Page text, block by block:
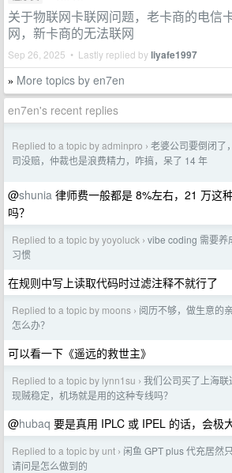
关于物联网卡联网问题，老卡商的电信
网，新卡商的无法联网
Sep 26, 2025 • Lastly replied byliyafe1997
» More topics by en7en
en7en's recent replies
Replied to a topic by adminpro › 老婆公司要倒闭了
司没赔，仲裁也是浪费精力，咋搞，呆了 14 年
@shunia 律师费一般都是 8%左右，21 万这
吗？
Replied to a topic by yoyoluck › vibe coding 需要养
习惯
在规则中写上读取代码时过滤注释不就行了
Replied to a topic by moons › 阅历不够，做生意的
怎么办？
可以看一下《遥远的救世主》
Replied to a topic by lynn1su › 我们公司买了上海
现贼稳定，机场就是用的这种专线吗？
@hubaq 要是真用 IPLC 或 IPEL 的话，会极
Replied to a topic by unt › 闲鱼 GPT plus 代充居然
请问是怎么做到的